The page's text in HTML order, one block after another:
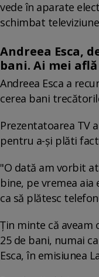
vede în aparate
schimbat
Andreea Esca,
bani. Ai mei
Andreea Esca a
cerea bani
Prezentatoarea TV
pentru a-și plăti
"O dată am vorbit
bine, pe vremea
ca să plătesc
Țin minte că aveam
25 de bani, numai
Esca, în emisiunea